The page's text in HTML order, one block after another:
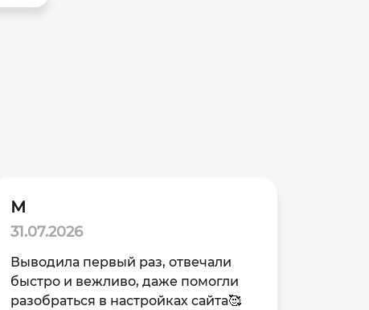
М
31.07.2026
Выводила первый раз, отвечали
быстро и вежливо, даже помогли
разобраться в настройках сайта🥰